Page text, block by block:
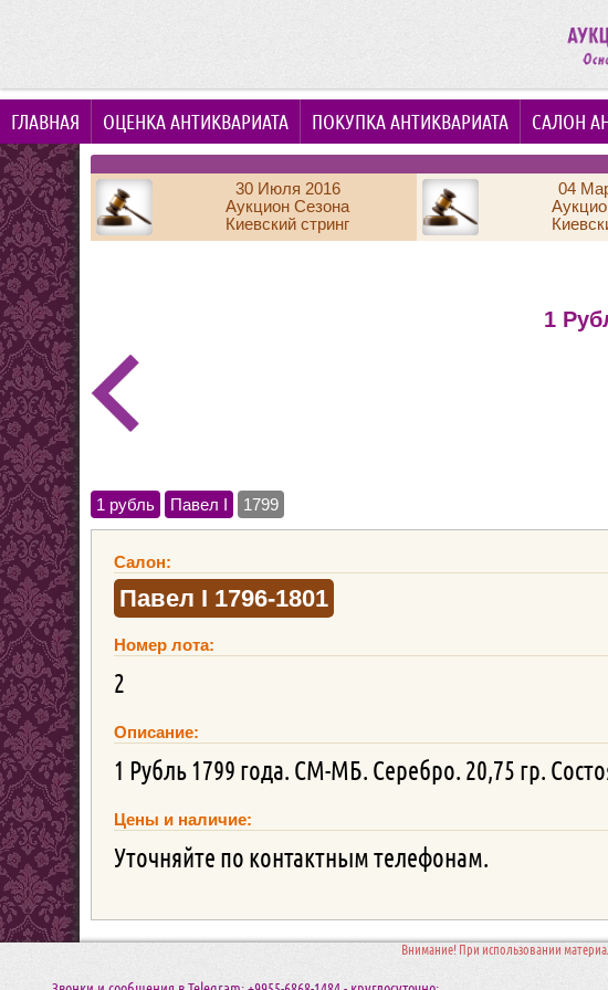
ГЛАВНАЯ ОЦЕНКА АНТИКВАРИАТА ПОКУПКА АНТИКВАРИАТА САЛОН
30 Июля 2016
Аукцион Сезона
Киевский стринг
04
1
1 рубль Павел I 1799
Салон:
Павел I 1796-1801
Номер лота:
2
Описание:
1 Рубль 1799 года. СМ-МБ. Серебро. 20,75 гр.
Цены и наличие:
Уточняйте по контактным телефонам.
Внимание! При использовании